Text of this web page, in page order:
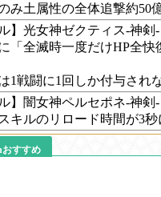
み土属性の全体追撃約50
】光女神ゼクティス-神剣-
「全滅時一度だけHP全快
1戦闘に1回しか付与され
】闇女神ペルセポネ-神剣-
キルのリロード時間が3
おすすめ